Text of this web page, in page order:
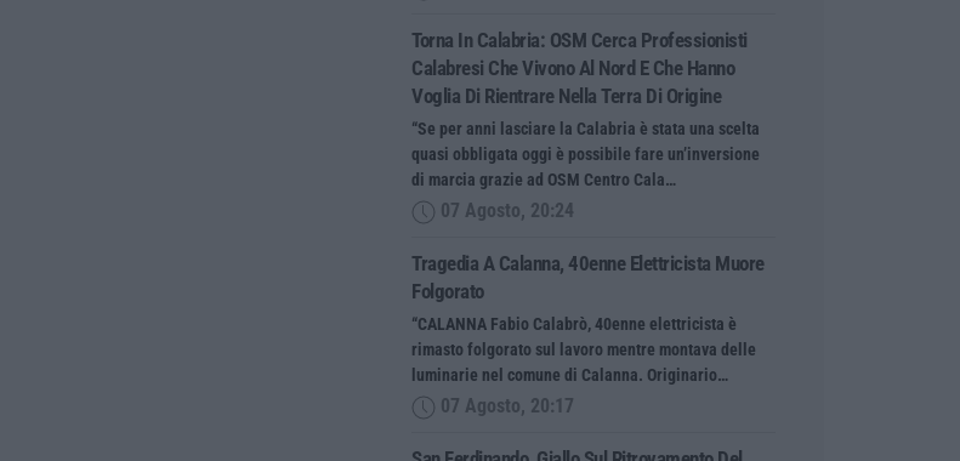
Torna In Calabria: OSM Cerca Professionisti
Calabresi Che Vivono Al Nord E Che Hanno
Voglia Di Rientrare Nella Terra Di Origine
“Se per anni lasciare la Calabria è stata una scelta
quasi obbligata oggi è possibile fare un’inversione
di marcia grazie ad OSM Centro Cala…
07 Agosto, 20:24
Tragedia A Calanna, 40enne Elettricista Muore
Folgorato
“CALANNA Fabio Calabrò, 40enne elettricista è
rimasto folgorato sul lavoro mentre montava delle
luminarie nel comune di Calanna. Originario…
07 Agosto, 20:17